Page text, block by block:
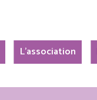
L’association